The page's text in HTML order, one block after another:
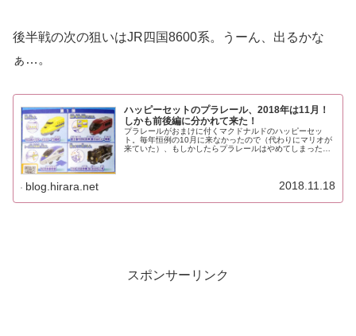
後半戦の次の狙いはJR四国8600系。うーん、出るかな
ぁ…。
ハッピーセットのプラレール、2018年は11月！
しかも前後編に分かれて来た！
プラレールがおまけに付くマクドナルドのハッピーセッ
ト。毎年恒例の10月に来なかったので（代わりにマリオが
来ていた）、もしかしたらプラレールはやめてしまったの
blog.hirara.net 2018.11.18
スポンサーリンク